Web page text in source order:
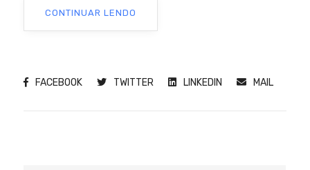
CONTINUAR LENDO
FACEBOOK TWITTER LINKEDIN MAIL